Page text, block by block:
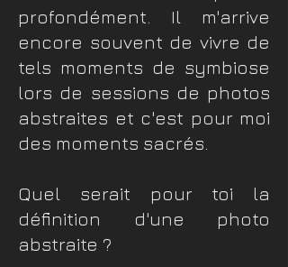
profondément. Il m'arrive
encore souvent de vivre de
tels moments de symbiose
lors de sessions de photos
abstraites et c'est pour moi
des moments sacrés.
Quel serait pour toi la
définition d'une photo
abstraite ?